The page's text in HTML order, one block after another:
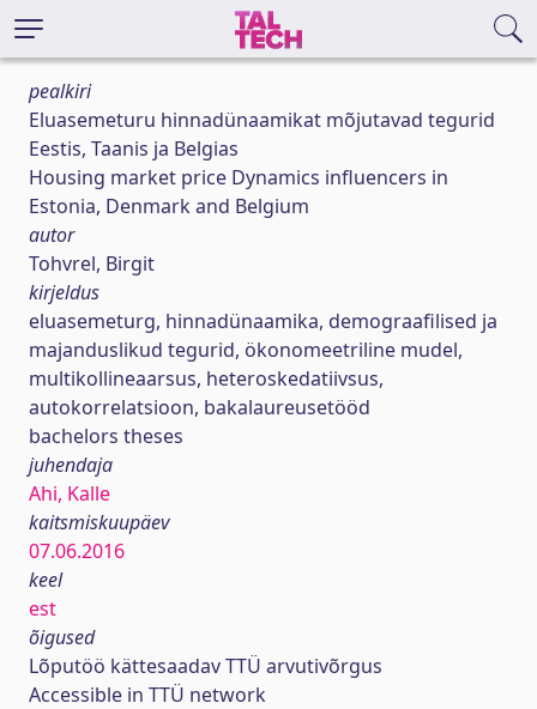
pealkiri
Eluasemeturu hinnadünaamikat mõjutavad tegurid
Eestis, Taanis ja Belgias
Housing market price Dynamics influencers in
Estonia, Denmark and Belgium
autor
Tohvrel, Birgit
kirjeldus
eluasemeturg, hinnadünaamika, demograafilised ja
majanduslikud tegurid, ökonomeetriline mudel,
multikollineaarsus, heteroskedatiivsus,
autokorrelatsioon, bakalaureusetööd
bachelors theses
juhendaja
Ahi, Kalle
kaitsmiskuupäev
07.06.2016
keel
est
õigused
Lõputöö kättesaadav TTÜ arvutivõrgus
Accessible in TTÜ network